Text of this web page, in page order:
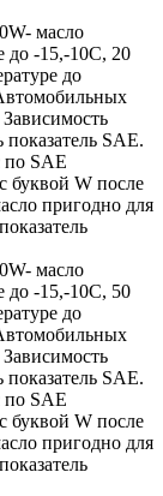
масло
до -15,-10С, 20
до
показатель SAE.
по SAE
буквой W после
пригодно для
масло
до -15,-10С, 50
до
показатель SAE.
по SAE
буквой W после
пригодно для